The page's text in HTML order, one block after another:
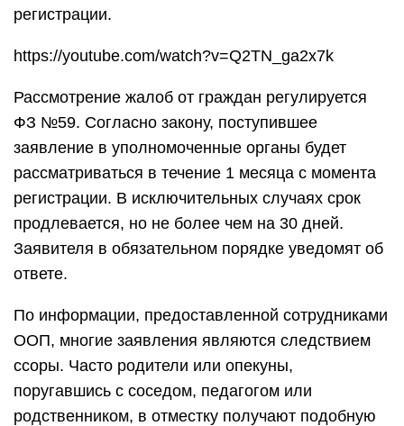
регистрации.
https://youtube.com/watch?v=Q2TN_ga2x7k
Рассмотрение жалоб от граждан регулируется
ФЗ №59. Согласно закону, поступившее
заявление в уполномоченные органы будет
рассматриваться в течение 1 месяца с момента
регистрации. В исключительных случаях срок
продлевается, но не более чем на 30 дней.
Заявителя в обязательном порядке уведомят об
ответе.
По информации, предоставленной сотрудниками
ООП, многие заявления являются следствием
ссоры. Часто родители или опекуны,
поругавшись с соседом, педагогом или
родственником, в отместку получают подобную